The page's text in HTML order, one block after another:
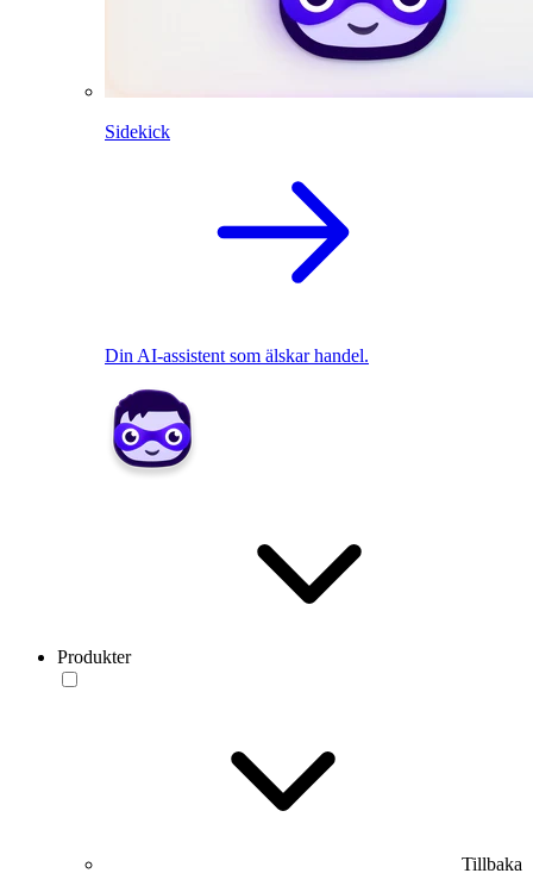
Sidekick
Din AI-assistent som älskar handel.
Produkter
Tillbaka